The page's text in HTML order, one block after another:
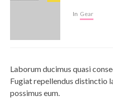
In Gear
Laborum ducimus quasi
Fugiat repellendus distinctio
possimus eum.